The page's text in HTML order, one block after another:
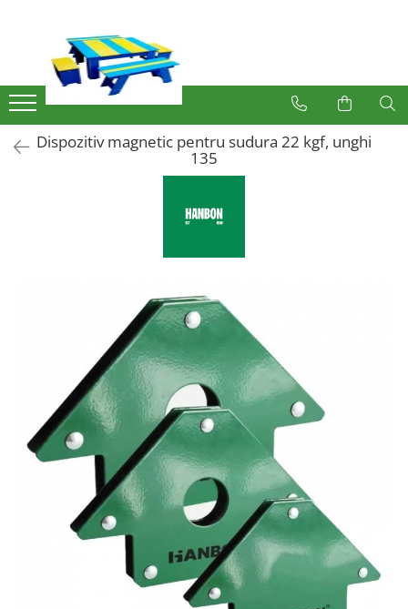
Produse
Mobilier Exterior
Articole pentru gradina
Atomizoare
Plasa sarma galvanizata zincata
Plase anti pasari
Plase anti buruieni
Plase castraveti
gard viu
Cosuri Pentru Gunoi
Butoaie pentru vin
Fose Septice
Utilaje agricole
Dispozitiv magnetic pentru sudura 22 kgf, unghi
135